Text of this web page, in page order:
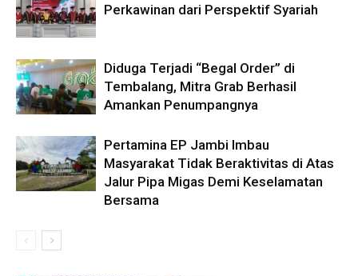
Perkawinan dari Perspektif Syariah
Diduga Terjadi “Begal Order” di
Tembalang, Mitra Grab Berhasil
Amankan Penumpangnya
Pertamina EP Jambi Imbau
Masyarakat Tidak Beraktivitas di Atas
Jalur Pipa Migas Demi Keselamatan
Bersama